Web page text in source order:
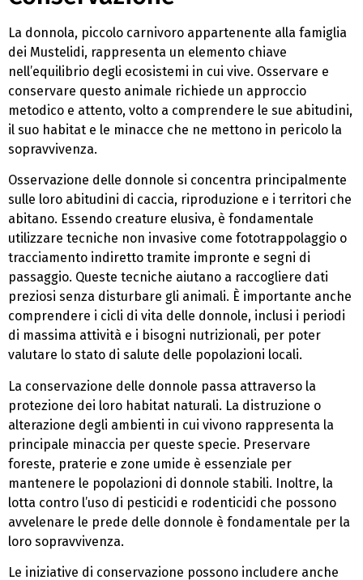
La donnola, piccolo carnivoro appartenente alla famiglia
dei Mustelidi, rappresenta un elemento chiave
nell’equilibrio degli ecosistemi in cui vive. Osservare e
conservare questo animale richiede un approccio
metodico e attento, volto a comprendere le sue abitudini,
il suo habitat e le minacce che ne mettono in pericolo la
sopravvivenza.
Osservazione delle donnole si concentra principalmente
sulle loro abitudini di caccia, riproduzione e i territori che
abitano. Essendo creature elusiva, è fondamentale
utilizzare tecniche non invasive come fototrappolaggio o
tracciamento indiretto tramite impronte e segni di
passaggio. Queste tecniche aiutano a raccogliere dati
preziosi senza disturbare gli animali. È importante anche
comprendere i cicli di vita delle donnole, inclusi i periodi
di massima attività e i bisogni nutrizionali, per poter
valutare lo stato di salute delle popolazioni locali.
La conservazione delle donnole passa attraverso la
protezione dei loro habitat naturali. La distruzione o
alterazione degli ambienti in cui vivono rappresenta la
principale minaccia per queste specie. Preservare
foreste, praterie e zone umide è essenziale per
mantenere le popolazioni di donnole stabili. Inoltre, la
lotta contro l’uso di pesticidi e rodenticidi che possono
avvelenare le prede delle donnole è fondamentale per la
loro sopravvivenza.
Le iniziative di conservazione possono includere anche